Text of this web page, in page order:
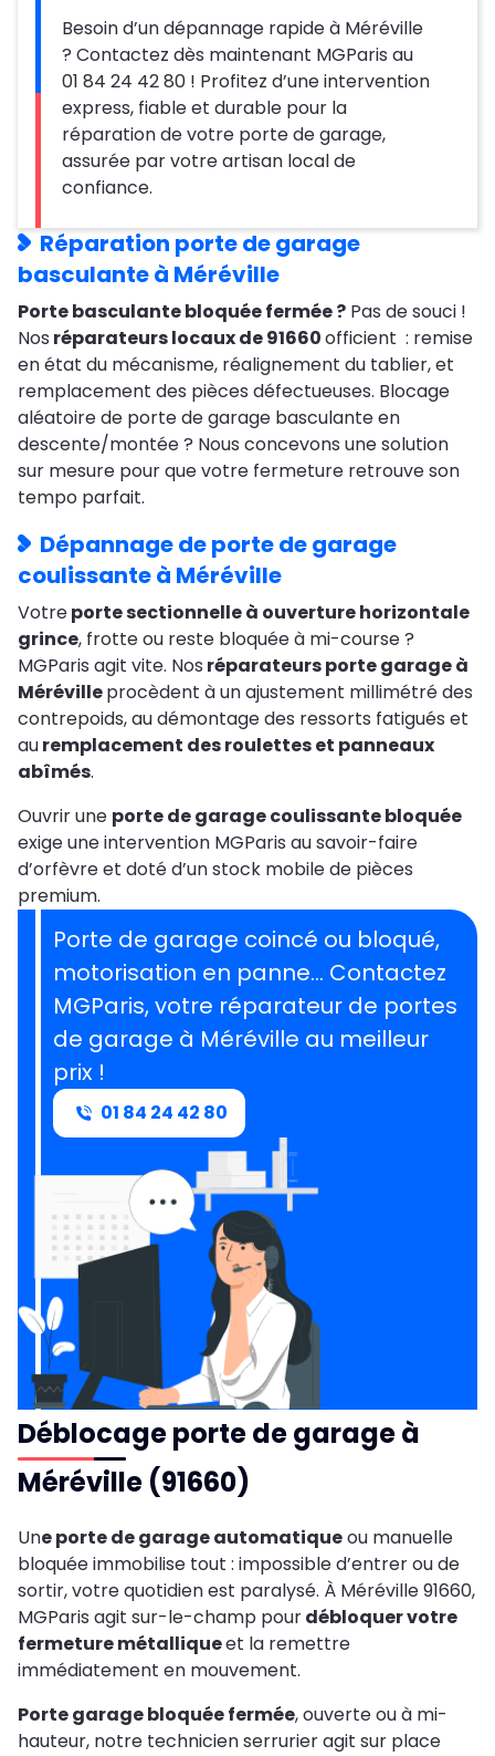
Besoin d’un dépannage rapide à Méréville
? Contactez dès maintenant MGParis au
01 84 24 42 80 ! Profitez d’une intervention
express, fiable et durable pour la
réparation de votre porte de garage,
assurée par votre artisan local de
confiance.
Réparation porte de garage
basculante à Méréville
Porte basculante bloquée fermée ? Pas de souci !
Nos réparateurs locaux de 91660officient : remise
en état du mécanisme, réalignement du tablier, et
remplacement des pièces défectueuses. Blocage
aléatoire de porte de garage basculante en
descente/montée ? Nous concevons une solution
sur mesure pour que votre fermeture retrouve son
tempo parfait.
Dépannage de porte de garage
coulissante à Méréville
Votreporte sectionnelle à ouverture horizontale
grince, frotte ou reste bloquée à mi-course ?
MGParis agit vite. Nos réparateurs porte garage à
Mérévilleprocèdent à un ajustement millimétré des
contrepoids, au démontage des ressorts fatigués et
auremplacement des roulettes et panneaux
abîmés.
Ouvrir une porte de garage coulissante bloquée
exige une intervention MGParis au savoir-faire
d’orfèvre et doté d’un stock mobile de pièces
premium.
Porte de garage coincé ou bloqué,
motorisation en panne… Contactez
MGParis, votre réparateur de portes
de garage à Méréville au meilleur
prix !
01 84 24 42 80
Déblocage porte de garage à
Méréville (91660)
Une porte de garage automatiqueou manuelle
bloquée immobilise tout : impossible d’entrer ou de
sortir, votre quotidien est paralysé. À Méréville 91660,
MGParis agit sur-le-champ pourdébloquer votre
fermeture métalliqueet la remettre
immédiatement en mouvement.
Porte garage bloquée fermée, ouverte ou à mi-
hauteur, notre technicien serrurier agit sur place